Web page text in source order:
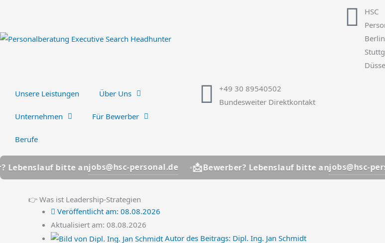
springen
HSC
Unsere Leistungen Über Uns
Unternehmen Für Bewerber
Berufe
+49 30 89540502
Bundesweiter Direktkontakt
bitte anjobs@hsc-personal.de 📩Bewerber? Lebenslauf bitte anjobs@hsc-
👉 Was ist Leadership-Strategien
Veröffentlicht am: 08.08.2026
Aktualisiert am: 08.08.2026
Autor des Beitrags: Dipl. Ing. Jan Schmidt